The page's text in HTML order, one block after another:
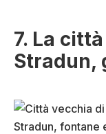
7. La
Stradun,